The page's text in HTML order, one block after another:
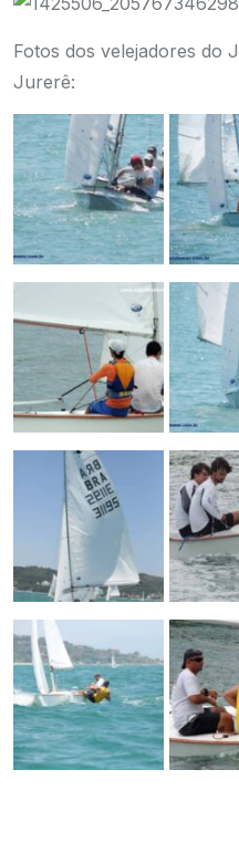
Fotos dos velejadores do
Jurerê: